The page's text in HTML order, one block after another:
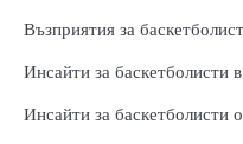
Възприятия за
Инсайти за баскетболисти
Инсайти за баскетболисти